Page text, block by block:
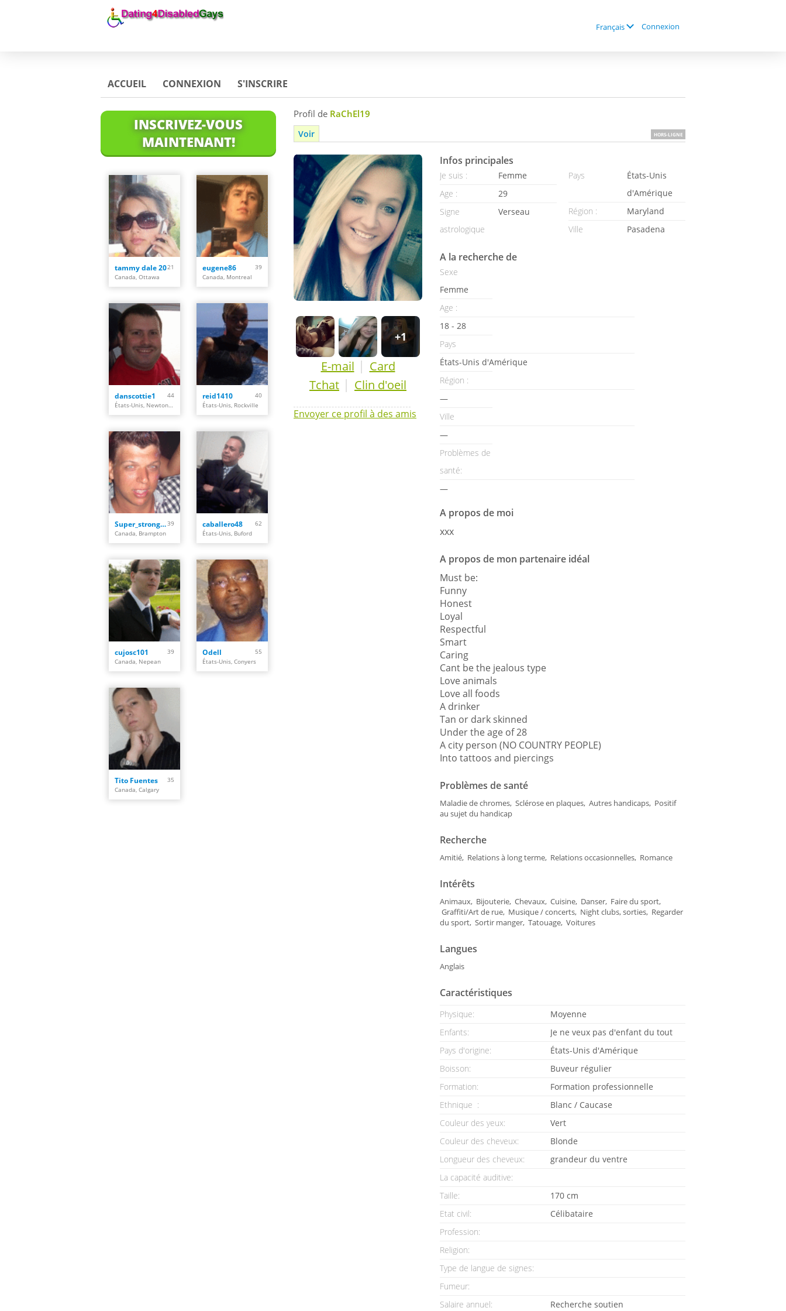
Français Connexion
ACCUEIL CONNEXION S'INSCRIRE
INSCRIVEZ-VOUS
MAINTENANT!
tammy dale 2021
Canada, Ottawa
eugene86
39
Canada, Montreal
danscottie1
44
États-Unis, Newton Center
reid1410
40
États-Unis, Rockville
Super_strong_guy39
Canada, Brampton
caballero48
62
États-Unis, Buford
cujosc101
39
Canada, Nepean
Odell
55
États-Unis, Conyers
Tito Fuentes
35
Canada, Calgary
Profil de RaChEl19
Voir HORS-LIGNE
+1
E-mail | Card
Tchat | Clin d'oeil
Envoyer ce profil à des amis
Infos principales
Je suis :
Femme
Age :
29
Signe
astrologique
Verseau
Pays
États-Unis
d'Amérique
Région :
Maryland
Ville
Pasadena
A la recherche de
Sexe
Femme
Age :
18 - 28
Pays
États-Unis d'Amérique
Région :
—
Ville
—
Problèmes de
santé:
—
A propos de moi
xxx
A propos de mon partenaire idéal
Must be:
Funny
Honest
Loyal
Respectful
Smart
Caring
Cant be the jealous type
Love animals
Love all foods
A drinker
Tan or dark skinned
Under the age of 28
A city person (NO COUNTRY PEOPLE)
Into tattoos and piercings
Problèmes de santé
Maladie de chromes, Sclérose en plaques, Autres handicaps, Positif
au sujet du handicap
Recherche
Amitié, Relations à long terme, Relations occasionnelles, Romance
Intérêts
Animaux, Bijouterie, Chevaux, Cuisine, Danser, Faire du sport,
Graffiti/Art de rue, Musique / concerts, Night clubs, sorties, Regarder
du sport, Sortir manger, Tatouage, Voitures
Langues
Anglais
Caractéristiques
Physique:
Moyenne
Enfants:
Je ne veux pas d'enfant du tout
Pays d'origine:
États-Unis d'Amérique
Boisson:
Buveur régulier
Formation:
Formation professionnelle
Ethnique :
Blanc / Caucase
Couleur des yeux:
Vert
Couleur des cheveux:
Blonde
Longueur des cheveux:
grandeur du ventre
La capacité auditive:
Taille:
170 cm
Etat civil:
Célibataire
Profession:
Religion:
Type de langue de signes:
Fumeur:
Salaire annuel:
Recherche soutien